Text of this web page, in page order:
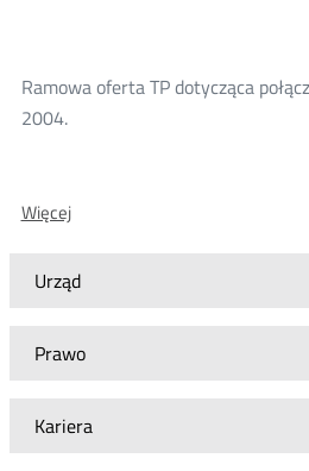
Urząd
Prawo
Kariera
Ramowa oferta TP dotycząca
2004.
WięcejO:
Ramowa
oferta
połączenia
2004